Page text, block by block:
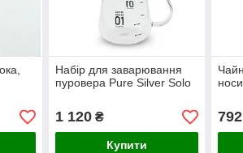
Набір для заварювання
пуровера Pure Silver Solo
1 120₴
Купити
792